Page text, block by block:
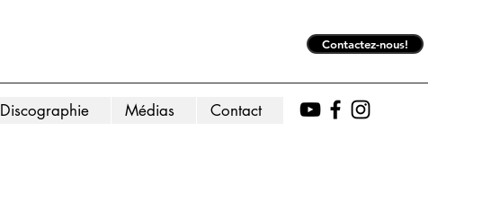
Contactez-nous!
Discographie Médias Contact